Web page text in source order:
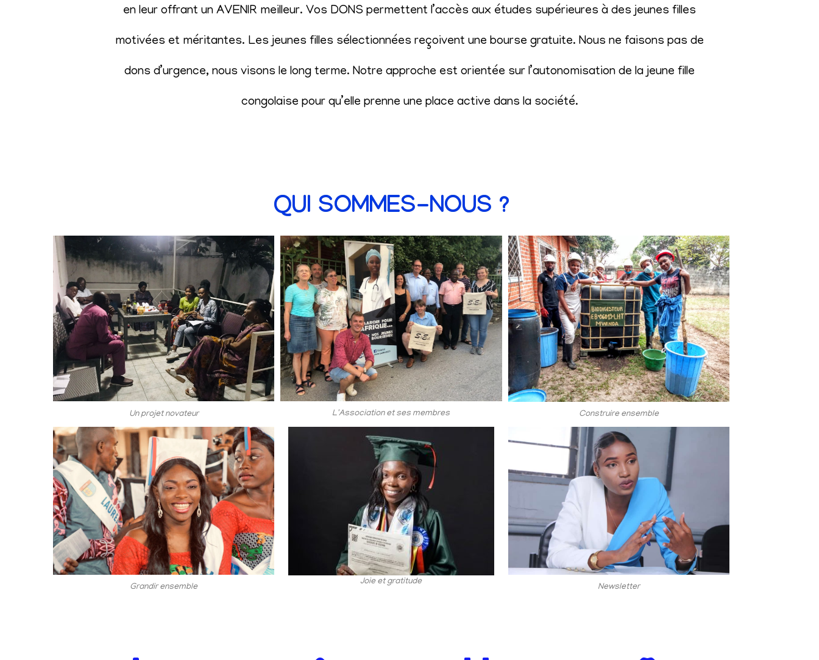
en leur offrant un AVENIR meilleur. Vos DONS permettent l’accès aux études supérieures à des jeunes filles
motivées et méritantes. Les jeunes filles sélectionnées reçoivent une bourse gratuite. Nous ne faisons pas de
dons d’urgence, nous visons le long terme. Notre approche est orientée sur l’autonomisation de la jeune fille
congolaise pour qu’elle prenne une place active dans la société.
QUI SOMMES-NOUS ?
Un projet novateur L'Association et ses membres Construire ensemble
Grandir ensemble
Joie et gratitude
Newsletter